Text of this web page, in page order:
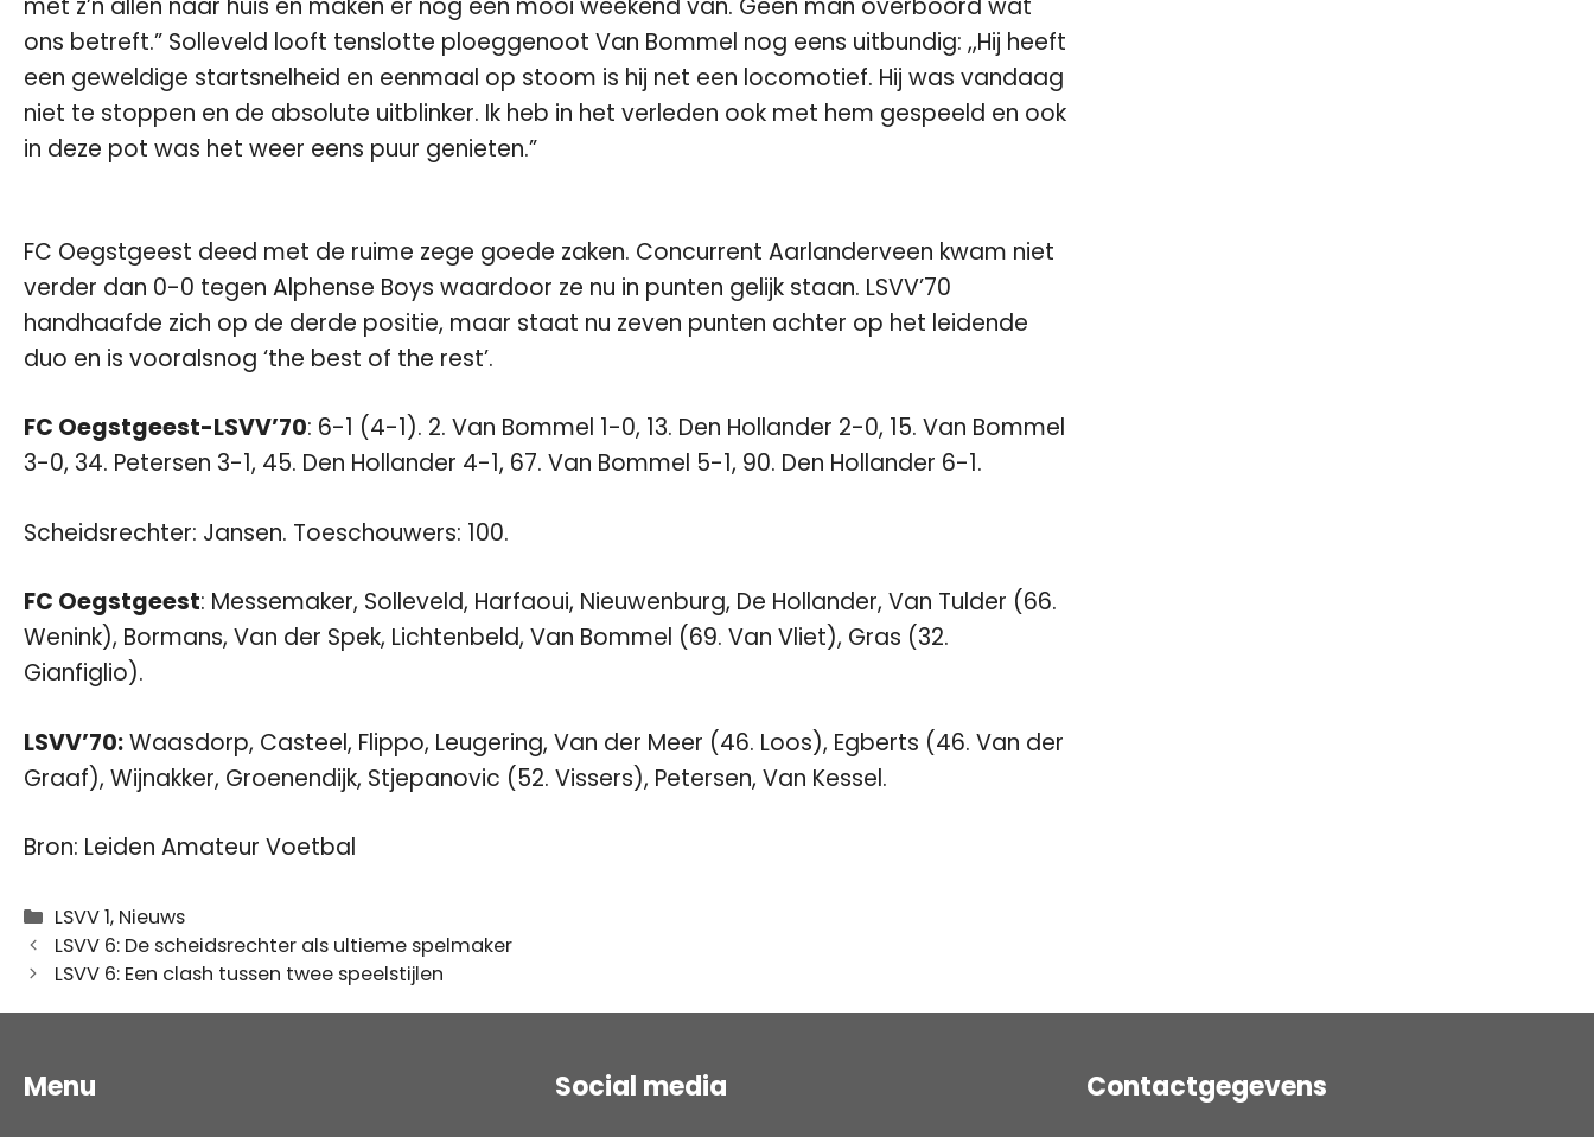
ons betreft.” Solleveld looft tenslotte ploeggenoot Van Bommel nog eens uitbundig: ,,Hij heeft
een geweldige startsnelheid en eenmaal op stoom is hij net een locomotief. Hij was vandaag
niet te stoppen en de absolute uitblinker. Ik heb in het verleden ook met hem gespeeld en ook
in deze pot was het weer eens puur genieten.”
FC Oegstgeest deed met de ruime zege goede zaken. Concurrent Aarlanderveen kwam niet
verder dan 0-0 tegen Alphense Boys waardoor ze nu in punten gelijk staan. LSVV’70
handhaafde zich op de derde positie, maar staat nu zeven punten achter op het leidende
duo en is vooralsnog ‘the best of the rest’.
FC Oegstgeest-LSVV’70: 6-1 (4-1). 2. Van Bommel 1-0, 13. Den Hollander 2-0, 15. Van Bommel
3-0, 34. Petersen 3-1, 45. Den Hollander 4-1, 67. Van Bommel 5-1, 90. Den Hollander 6-1.
Scheidsrechter: Jansen. Toeschouwers: 100.
FC Oegstgeest: Messemaker, Solleveld, Harfaoui, Nieuwenburg, De Hollander, Van Tulder (66.
Wenink), Bormans, Van der Spek, Lichtenbeld, Van Bommel (69. Van Vliet), Gras (32.
Gianfiglio).
LSVV’70:Waasdorp, Casteel, Flippo, Leugering, Van der Meer (46. Loos), Egberts (46. Van der
Graaf), Wijnakker, Groenendijk, Stjepanovic (52. Vissers), Petersen, Van Kessel.
Bron: Leiden Amateur Voetbal
Categorieën
LSVV 1, Nieuws
LSVV 6: De scheidsrechter als ultieme spelmaker
LSVV 6: Een clash tussen twee speelstijlen
Menu Social media Contactgegevens